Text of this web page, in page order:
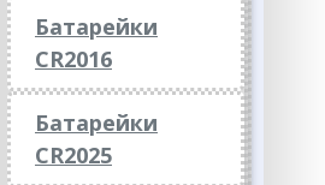
Батарейки
CR2016
Батарейки
CR2025